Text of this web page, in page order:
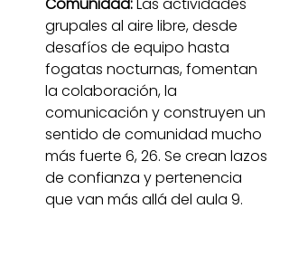
Comunidad: Las actividades
grupales al aire libre, desde
desafíos de equipo hasta
fogatas nocturnas, fomentan
la colaboración, la
comunicación y construyen un
sentido de comunidad mucho
más fuerte 6, 26. Se crean lazos
de confianza y pertenencia
que van más allá del aula 9.